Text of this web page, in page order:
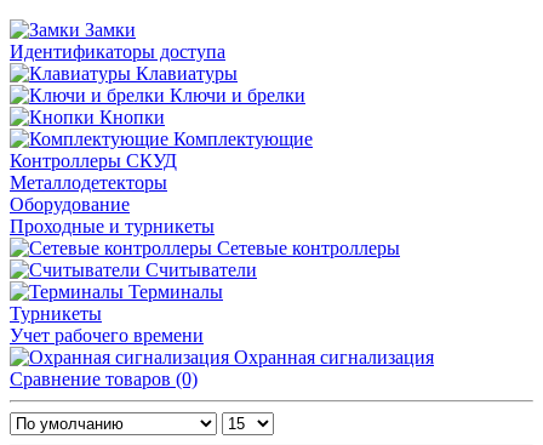
Замки
Идентификаторы доступа
Клавиатуры
Ключи и брелки
Кнопки
Комплектующие
Контроллеры СКУД
Металлодетекторы
Оборудование
Проходные и турникеты
Сетевые контроллеры
Считыватели
Терминалы
Турникеты
Учет рабочего времени
Охранная сигнализация
Сравнение товаров (0)